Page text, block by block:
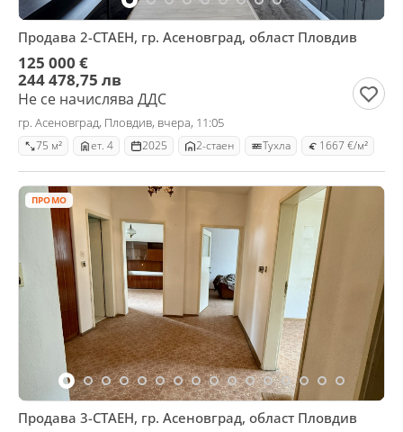
Продава 2-СТАЕН, гр. Асеновград, област Пловдив
125 000 €
244 478,75 лв
Не се начислява ДДС
гр. Асеновград, Пловдив, вчера, 11:05
75 м² ет. 4 2025 2-стаен Тухла 1667 €/м²
ПРОМО
Продава 3-СТАЕН, гр. Асеновград, област Пловдив